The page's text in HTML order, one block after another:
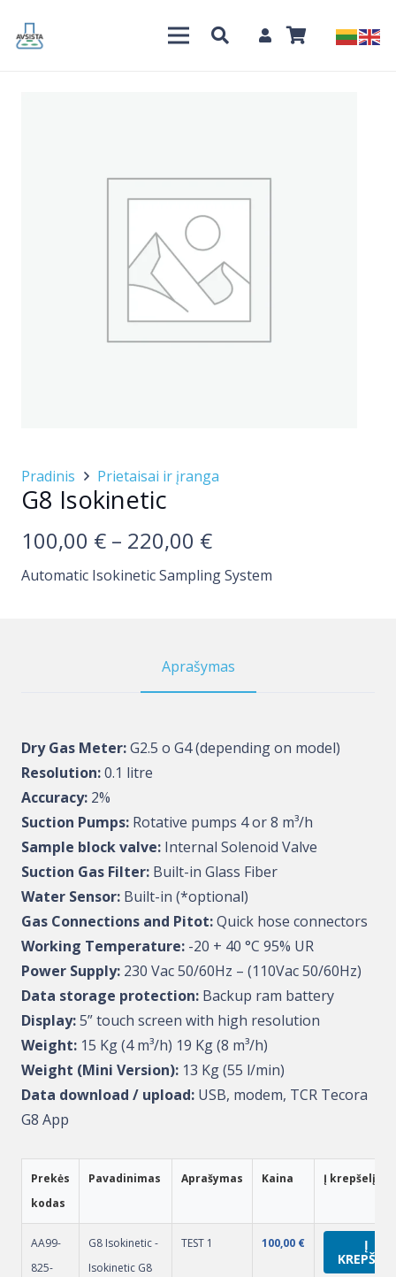
Pradinis ​Prietaisai ir įranga
G8 Isokinetic
100,00 € – 220,00 €Price
range:
100,00 €
Automatic Isokinetic Sampling System
Aprašymas
Dry Gas Meter:G2.5 o G4 (depending on model)
Resolution:0.1 litre
Accuracy: 2%
Suction Pumps: Rotative pumps 4 or 8 m³/h
Sample block valve: Internal Solenoid Valve
Suction Gas Filter: Built-in Glass Fiber
Water Sensor: Built-in (*optional)
Gas Connections and Pitot:Quick hose connectors
Working Temperature: -20 + 40 °C 95% UR
Power Supply: 230 Vac 50/60Hz – (110Vac 50/60Hz)
Data storage protection: Backup ram battery
Display:5” touch screen with high resolution
Weight: 15 Kg (4 m³/h) 19 Kg (8 m³/h)
Weight (Mini Version): 13 Kg (55 l/min)
Data download / upload: USB, modem, TCR Tecora
G8 App
Prekės
kodas
Pavadinimas Aprašymas Kaina Į krepšelį
AA99-
825-
G8 Isokinetic -
Isokinetic G8
TEST 1 100,00 €
Į
KREPŠELĮ